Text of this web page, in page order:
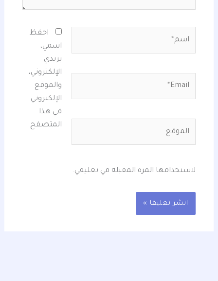
احفظ
اسمي،
بريدي
الإلكتروني،
والموقع
الإلكتروني
في هذا
المتصفح
لاستخدامها المرة المقبلة في تعليقي.